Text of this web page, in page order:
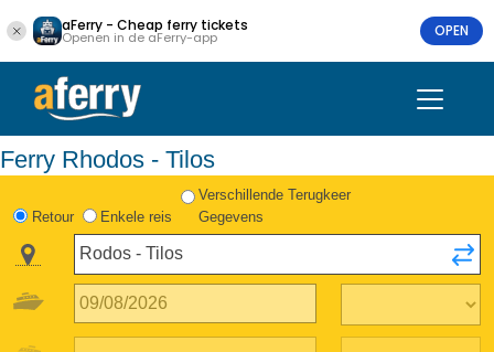
aFerry - Cheap ferry tickets
Openen in de aFerry-app OPEN
Ferry Rhodos - Tilos
Retour Enkele reis
Verschillende Terugkeer
Gegevens